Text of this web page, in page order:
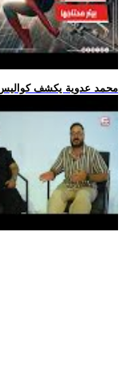
.. محمد عدوية يكشف